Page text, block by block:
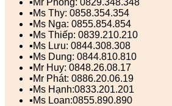
▪️Ms Thy: 0858.354.354
▪️Ms Nga: 0855.854.854
▪️Ms Thiếp: 0839.210.210
▪️Ms Lưu: 0844.308.308
▪️Ms Dung: 0844.810.810
▪️Mr Huy: 0848.26.08.17
▪️Mr Phát: 0886.20.06.19
▪️Ms Hạnh:0833.201.201
▪️Ms Loan:0855.890.890